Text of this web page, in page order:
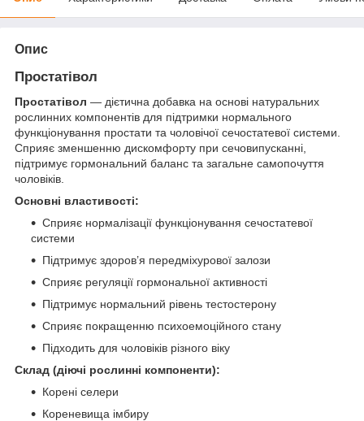
Опис
Простатівол
Простатівол — дієтична добавка на основі натуральних
рослинних компонентів для підтримки нормального
функціонування простати та чоловічої сечостатевої системи.
Сприяє зменшенню дискомфорту при сечовипусканні,
підтримує гормональний баланс та загальне самопочуття
чоловіків.
Основні властивості:
Сприяє нормалізації функціонування сечостатевої
системи
Підтримує здоров’я передміхурової залози
Сприяє регуляції гормональної активності
Підтримує нормальний рівень тестостерону
Сприяє покращенню психоемоційного стану
Підходить для чоловіків різного віку
Склад (діючі рослинні компоненти):
Корені селери
Кореневища імбиру